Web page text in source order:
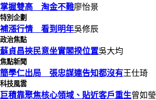
掌握雙高 淘金不難廖怡景
特別企劃
補漲行情 看到明年吳修辰
政治焦點
蘇貞昌挾民意坐實閣揆位置吳大均
焦點新聞
簡學仁出局 張忠謀連告知都沒有王仕琦
科技風雲
巨積靠聚焦核心領域、貼近客戶重生曾如瑩